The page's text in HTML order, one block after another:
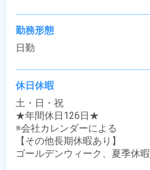
勤務形態
日勤
休日休暇
土・日・祝
★年間休日126日★
※会社カレンダーによる
【その他長期休暇あり】
ゴールデンウィーク、夏季休